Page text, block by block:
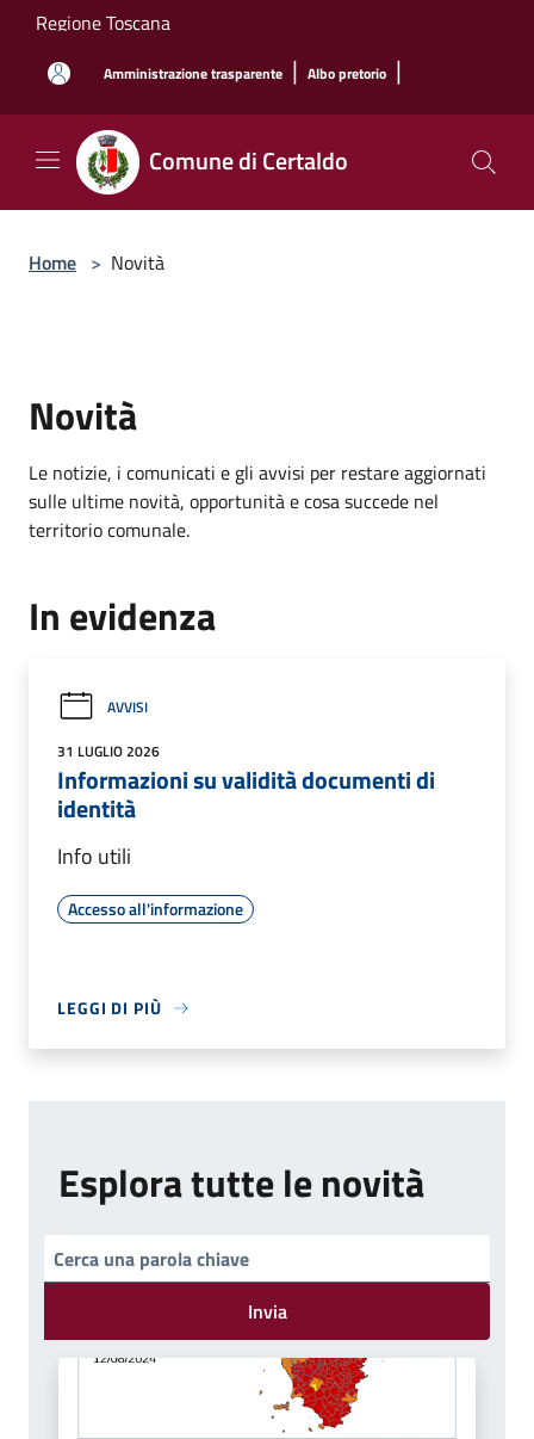
Salta al contenuto principale
Regione Toscana
Amministrazione trasparente | Albo pretorio |
Comune di Certaldo
Home > Novità
Novità
Le notizie, i comunicati e gli avvisi per restare aggiornati
sulle ultime novità, opportunità e cosa succede nel
territorio comunale.
In evidenza
AVVISI
31 LUGLIO 2026
Informazioni su validità documenti di
identità
Info utili
Accesso all'informazione
LEGGI DI PIÙ
Esplora tutte le novità
Invia